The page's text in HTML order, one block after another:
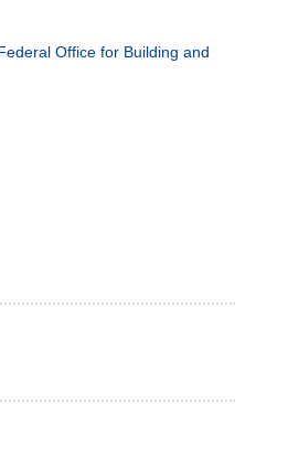
Office for Building and